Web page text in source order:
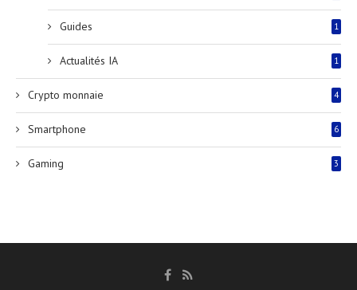
Guides 1
Actualités IA 1
Crypto monnaie 4
Smartphone 6
Gaming 3